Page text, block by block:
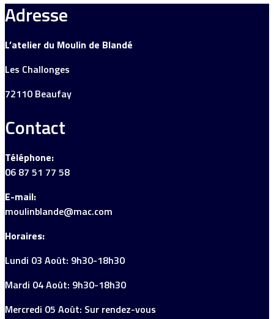
Adresse
L’atelier du Moulin de Blandé
Les Challonges
72110 Beaufay
Contact
Téléphone:
06 87 51 77 58
E-mail:
moulinblande@mac.com
Horaires:
Lundi 03 Août: 9h30-18h30
Mardi 04 Août: 9h30-18h30
Mercredi 05 Août: Sur rendez-vous